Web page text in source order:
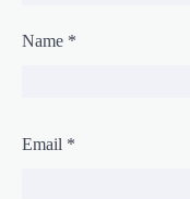
Name *
Email *